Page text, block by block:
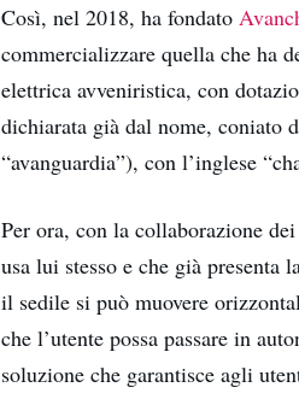
Così, nel 2018, ha fondato
commercializzare quella che ha
elettrica avveniristica, con
dichiarata già dal nome, coniato
“avanguardia”), con l’inglese
Per ora, con la collaborazione
usa lui stesso e che già
il sedile si può muovere
che l’utente possa passare in
soluzione che garantisce agli